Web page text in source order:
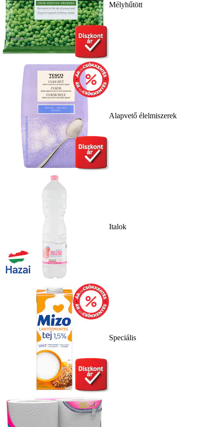
Mélyhűtött
Alapvető élelmiszerek
Italok
Speciális